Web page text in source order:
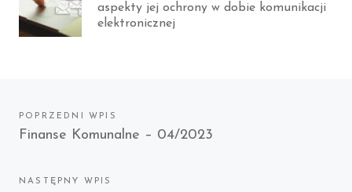
aspekty jej ochrony w dobie komunikacji
elektronicznej
Nawigacja
wpisu
POPRZEDNI WPIS
Previous
Finanse Komunalne – 04/2023
NASTĘPNY WPIS